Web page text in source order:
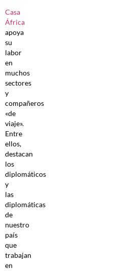
Casa
África
apoya
su
labor
en
muchos
sectores
y
compañeros
«de
viaje».
Entre
ellos,
destacan
los
diplomáticos
y
las
diplomáticas
de
nuestro
país
que
trabajan
en